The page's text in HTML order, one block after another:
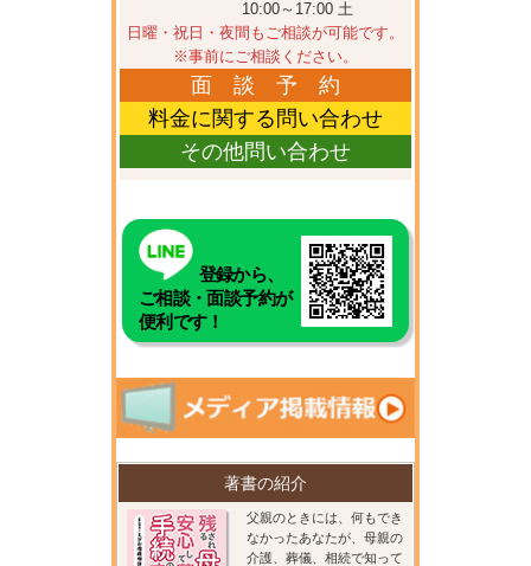
10:00～17:00 土
日曜・祝日・夜間もご相談が可能です。
※事前にご相談ください。
面 談 予 約
料金に関する問い合わせ
その他問い合わせ
登録から、
ご相談・面談予約が
便利です！
著書の紹介
父親のときには、何もでき
なかったあなたが、母親の
介護、葬儀、相続で知って